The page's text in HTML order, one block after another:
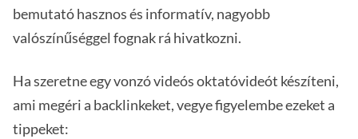
bemutató hasznos és informatív, nagyobb
valószínűséggel fognak rá hivatkozni.
Ha szeretne egy vonzó videós oktatóvideót készíteni,
ami megéri a backlinkeket, vegye figyelembe ezeket a
tippeket: